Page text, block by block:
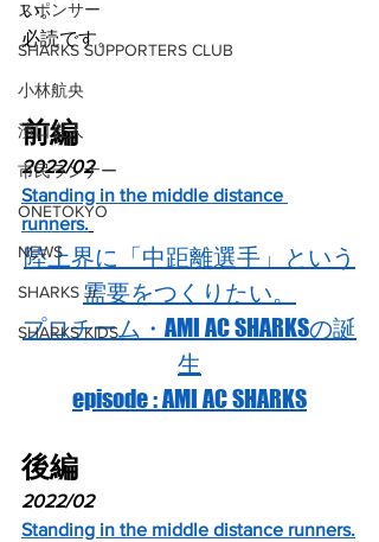
スポンサー
SHARKS SUPPORTERS CLUB
小林航央
濱口直人
市民ランナー
ONETOKYO
NEWS
SHARKS Jr.
SHARKS KIDS
い。
必読です。
前編
2022/02
Standing in the middle distance
runners.
陸上界に「中距離選手」という
需要をつくりたい。
プロチーム・AMI AC SHARKSの誕
生
episode : AMI AC SHARKS
後編
2022/02
Standing in the middle distance runners.